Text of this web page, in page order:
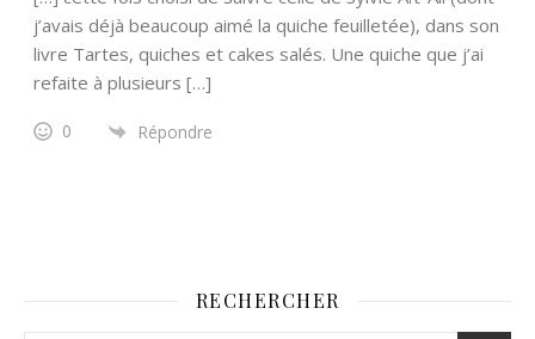
j’avais déjà beaucoup aimé la quiche feuilletée), dans son
livre Tartes, quiches et cakes salés. Une quiche que j’ai
refaite à plusieurs […]
0 Répondre
RECHERCHER